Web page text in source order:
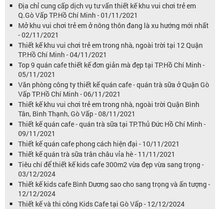
Địa chỉ cung cấp dịch vụ tư vấn thiết kế khu vui chơi trẻ em
Q.Gò Vấp TP.Hồ Chí Minh - 01/11/2021
Mở khu vui chơi trẻ em ở nông thôn đang là xu hướng mới nhất
- 02/11/2021
Thiết kế khu vui chơi trẻ em trong nhà, ngoài trời tại 12 Quận
TP.Hồ Chí Minh - 04/11/2021
Top 9 quán cafe thiết kế đơn giản mà đẹp tại TP.Hồ Chí Minh -
05/11/2021
Văn phòng công ty thiết kế quán cafe - quán trà sữa ở Quận Gò
Vấp TP.Hồ Chí Minh - 06/11/2021
Thiết kế khu vui chơi trẻ em trong nhà, ngoài trời Quận Bình
Tân, Bình Thạnh, Gò Vấp - 08/11/2021
Thiết kế quán cafe - quán trà sữa tại TP.Thủ Đức Hồ Chí Minh -
09/11/2021
Thiết kế quán cafe phong cách hiện đại - 10/11/2021
Thiết kế quán trà sữa trân châu vỉa hè - 11/11/2021
Tiêu chí để thiết kế kids cafe 300m2 vừa đẹp vừa sang trọng -
03/12/2024
Thiết kế kids cafe Bình Dương sao cho sang trọng và ấn tượng -
12/12/2024
Thiết kế và thi công Kids Cafe tại Gò Vấp - 12/12/2024